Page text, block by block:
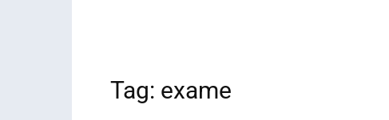
Tag: exame